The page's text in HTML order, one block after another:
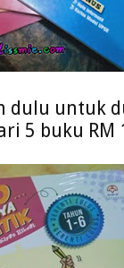
dulu untuk
5 buku RM